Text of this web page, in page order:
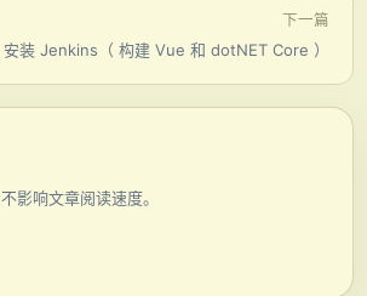
下一篇
装 Jenkins（ 构建 Vue 和 dotNET Core ）
影响文章阅读速度。